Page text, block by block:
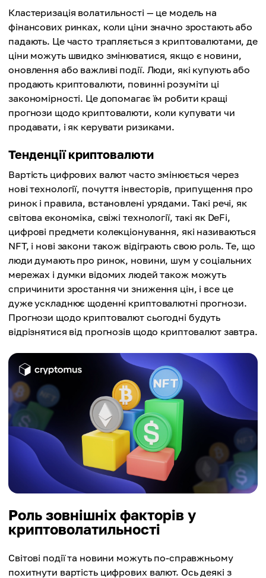
Кластеризація волатильності — це модель на
фінансових ринках, коли ціни значно зростають або
падають. Це часто трапляється з криптовалютами, де
ціни можуть швидко змінюватися, якщо є новини,
оновлення або важливі події. Люди, які купують або
продають криптовалюти, повинні розуміти ці
закономірності. Це допомагає їм робити кращі
прогнози щодо криптовалюти, коли купувати чи
продавати, і як керувати ризиками.
Тенденції криптовалюти
Вартість цифрових валют часто змінюється через
нові технології, почуття інвесторів, припущення про
ринок і правила, встановлені урядами. Такі речі, як
світова економіка, свіжі технології, такі як DeFi,
цифрові предмети колекціонування, які називаються
NFT, і нові закони також відіграють свою роль. Те, що
люди думають про ринок, новини, шум у соціальних
мережах і думки відомих людей також можуть
спричинити зростання чи зниження цін, і все це
дуже ускладнює щоденні криптовалютні прогнози.
Прогнози щодо криптовалют сьогодні будуть
відрізнятися від прогнозів щодо криптовалют завтра.
Роль зовнішніх факторів у
криптоволатильності
Світові події та новини можуть по-справжньому
похитнути вартість цифрових валют. Ось деякі з